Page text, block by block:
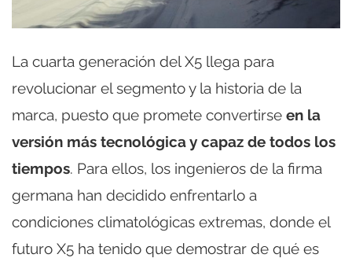
La cuarta generación del X5 llega para
revolucionar el segmento y la historia de la
marca, puesto que promete convertirse en la
versión más tecnológica y capaz de todos los
tiempos. Para ellos, los ingenieros de la firma
germana han decidido enfrentarlo a
condiciones climatológicas extremas, donde el
futuro X5 ha tenido que demostrar de qué es